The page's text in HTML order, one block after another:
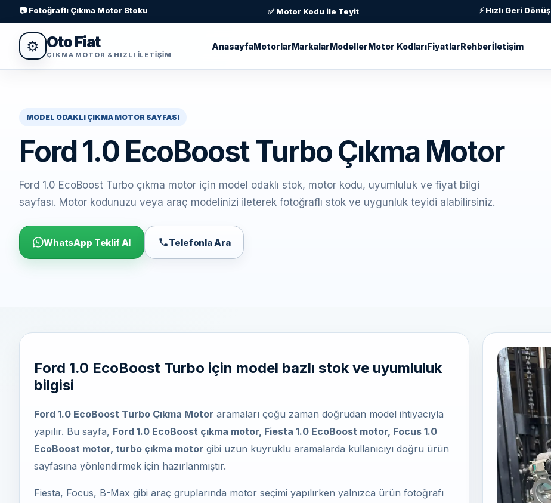
📷 Fotoğraflı Çıkma Motor Stoku ✅ Motor Kodu ile Teyit ⚡ Hızlı Geri Dönüş
⚙ Oto Fiat
ÇIKMA MOTOR & HIZLI ILETIŞIM
AnasayfaMotorlarMarkalarModellerMotor KodlarıFiyatlarRehberİletişim
MODEL ODAKLI ÇIKMA MOTOR SAYFASI
Ford 1.0 EcoBoost Turbo Çıkma Motor
Ford 1.0 EcoBoost Turbo çıkma motor için model odaklı stok, motor kodu, uyumluluk ve fiyat bilgi
sayfası. Motor kodunuzu veya araç modelinizi ileterek fotoğraflı stok ve uygunluk teyidi alabilirsiniz.
WhatsApp Teklif Al Telefonla Ara
Ford 1.0 EcoBoost Turbo için model bazlı stok ve uyumluluk
bilgisi
Ford 1.0 EcoBoost Turbo Çıkma Motor aramaları çoğu zaman doğrudan model ihtiyacıyla
yapılır. Bu sayfa, Ford 1.0 EcoBoost çıkma motor, Fiesta 1.0 EcoBoost motor, Focus 1.0
EcoBoost motor, turbo çıkma motor gibi uzun kuyruklu aramalarda kullanıcıyı doğru ürün
sayfasına yönlendirmek için hazırlanmıştır.
Fiesta, Focus, B-Max gibi araç gruplarında motor seçimi yapılırken yalnızca ürün fotoğrafı